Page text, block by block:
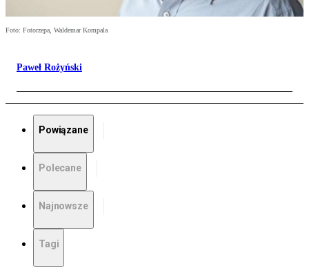
Foto: Fotorzepa, Waldemar Kompala
Paweł Rożyński
Powiązane
Polecane
Najnowsze
Tagi